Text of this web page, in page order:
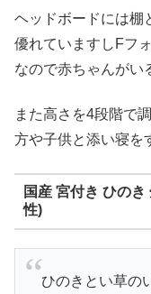
ヘッドボードには棚
優れていますしFフ
なので赤ちゃんがい
また高さを4段階で
方や子供と添い寝を
国産 宮付き ひの
性)
ひのきとい草の